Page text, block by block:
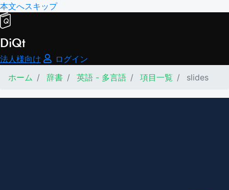
本文へスキップ
DiQt
法人様向け
ログイン
ホーム
辞書 英語 - 多言語 項目一覧 slides